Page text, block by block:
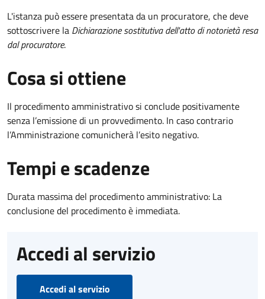
L'istanza può essere presentata da un procuratore, che deve
sottoscrivere la Dichiarazione sostitutiva dell'atto di notorietà resa
dal procuratore.
Cosa si ottiene
Il procedimento amministrativo si conclude positivamente
senza l’emissione di un provvedimento. In caso contrario
l’Amministrazione comunicherà l’esito negativo.
Tempi e scadenze
Durata massima del procedimento amministrativo: La
conclusione del procedimento è immediata.
Accedi al servizio
Accedi al servizio